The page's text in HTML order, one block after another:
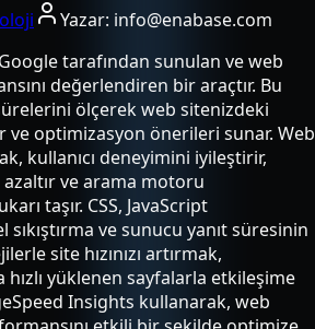
Yazar: info@enabase.com
tarafından sunulan ve web
değerlendiren bir araçtır. Bu
ölçerek web sitenizdeki
optimizasyon önerileri sunar. Web
kullanıcı deneyimini iyileştirir,
azaltır ve arama motoru
taşır. CSS, JavaScript
ve sunucu yanıt süresinin
site hızınızı artırmak,
yüklenen sayfalarla etkileşime
Insights kullanarak, web